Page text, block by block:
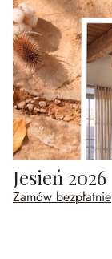
Jesień 2026
Zamów bezpłatnie